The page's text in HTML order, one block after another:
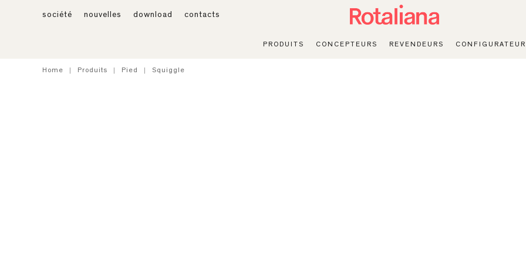
société nouvelles download contacts
PRODUITS CONCEPTEURS REVENDEURS CONFIGURATEUR
Home Produits Pied Squiggle